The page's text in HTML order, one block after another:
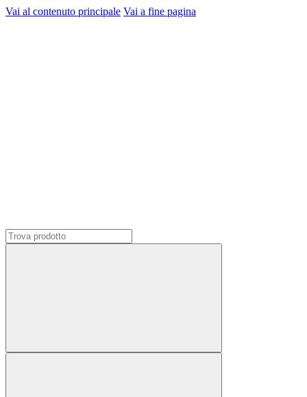
Vai al contenuto principale Vai a fine pagina